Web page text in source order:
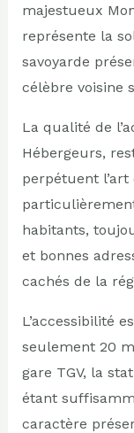
majestueux
représente la
savoyarde
célèbre voisine
La qualité de
Hébergeurs,
perpétuent l’art
habitants,
et bonnes
cachés de la
L’accessibilité
seulement 20
gare TGV, la
étant
caractère